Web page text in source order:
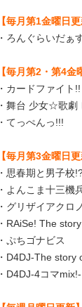
【毎月第1金曜日更
・ろんぐらいだぁ
【毎月第2・第4金
・カードファイト
・舞台 少女☆歌劇
・てっぺんっ!!!
【毎月第3金曜日更
・思春期と男子校
・よんこま十三機
・グリザイアクロ
・RAiSe! The
・ぷちゴナビス
・D4DJ-The story
・D4DJ-4コマmix!-